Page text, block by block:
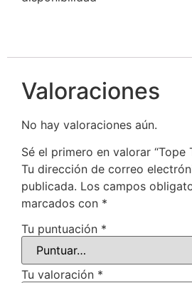
Valoraciones
No hay valoraciones aún.
Sé el primero en valorar “Tope
Tu dirección de correo
publicada. Los campos
marcados con *
Tu puntuación *
Tu valoración *